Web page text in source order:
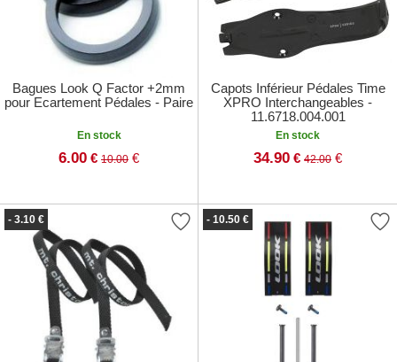
Bagues Look Q Factor +2mm
pour Ecartement Pédales - Paire
En stock
6.00 € 10.00 €
Capots Inférieur Pédales Time
XPRO Interchangeables -
11.6718.004.001
En stock
34.90 € 42.00 €
- 3.10 € - 10.50 €